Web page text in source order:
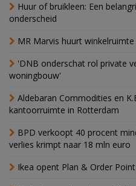
Huur of bruikleen: Een
onderscheid
MR Marvis huurt
'DNB onderschat rol private
woningbouw'
Aldebaran Commodities en
kantoorruimte in Rotterdam
BPD verkoopt 40 procent
verlies krimpt naar 18 mln euro
Ikea opent Plan & Order